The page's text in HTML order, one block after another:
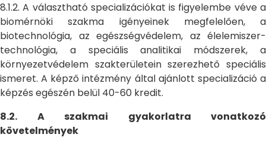
8.1.2. A választható specializációkat is figyelembe véve a
biomérnöki szakma igényeinek megfelelően, a
biotechnológia, az egészségvédelem, az élelemiszer-
technológia, a speciális analitikai módszerek, a
környezetvédelem szakterületein szerezhető speciális
ismeret. A képző intézmény által ajánlott specializáció a
képzés egészén belül 40-60 kredit.
8.2. A szakmai gyakorlatra vonatkozó
követelmények